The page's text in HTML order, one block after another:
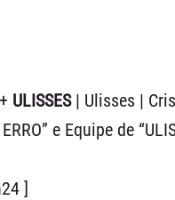
ULISSES | Ulisses |
e Equipe de
]